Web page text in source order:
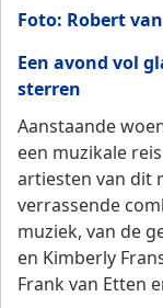
Foto: Robert
Een avond vol
sterren
Aanstaande
een muzikale
artiesten van dit
verrassende
muziek, van de
en Kimberly
Frank van Etten